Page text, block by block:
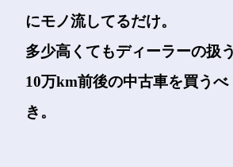
にモノ流してるだけ。
多少高くてもディーラーの扱う
10万km前後の中古車を買うべ
き。